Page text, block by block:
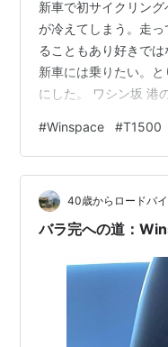
新車で初サイクリン
が冷えてしまう。走
ることもあり好きでは
新車には乗りたい。
にした。 ワシン坂 港
登った短いが少し急な
でもサクサクと登る
一年での減量が効い
原因はイマイチ不明で
とができた。 記念撮
#Winspace #T1500
40歳からロードバ
バラ完への道：